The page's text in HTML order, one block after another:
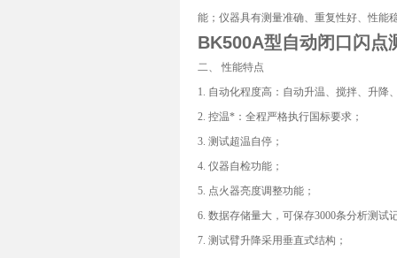
能；仪器具有测量准确、重复性好、性能
BK500A型自动闭口闪点
二、 性能特点
1. 自动化程度高：自动升温、搅拌、升降
2. 控温*：全程严格执行国标要求；
3. 测试超温自停；
4. 仪器自检功能；
5. 点火器亮度调整功能；
6. 数据存储量大，可保存3000条分析测试
7. 测试臂升降采用垂直式结构；